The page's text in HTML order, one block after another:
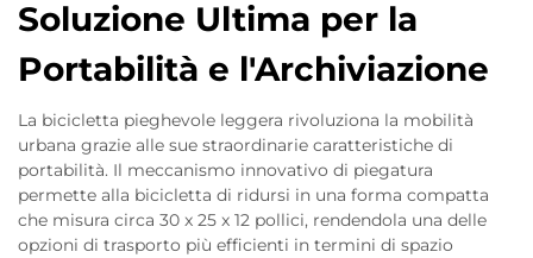
Soluzione Ultima per la
Portabilità e l'Archiviazione
La bicicletta pieghevole leggera rivoluziona la mobilità
urbana grazie alle sue straordinarie caratteristiche di
portabilità. Il meccanismo innovativo di piegatura
permette alla bicicletta di ridursi in una forma compatta
che misura circa 30 x 25 x 12 pollici, rendendola una delle
opzioni di trasporto più efficienti in termini di spazio